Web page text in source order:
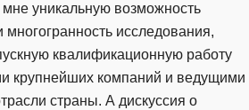
уникальную возможность
многогранность исследования,
квалификационную работу
крупнейших компаний и ведущими
страны. А дискуссия о